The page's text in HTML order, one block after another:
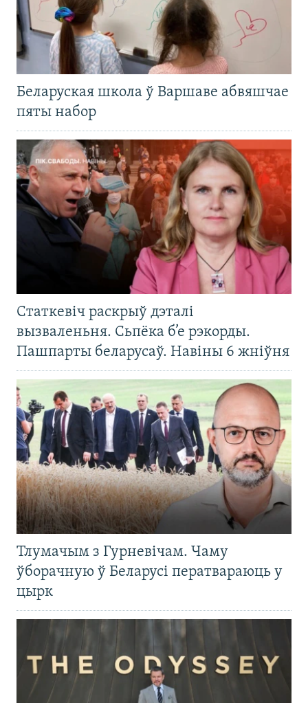
Беларуская школа ў Варшаве абвяшчае
пяты набор
Статкевіч раскрыў дэталі
вызваленьня. Сьпёка б’е рэкорды.
Пашпарты беларусаў. Навіны 6 жніўня
Тлумачым з Гурневічам. Чаму
ўборачную ў Беларусі ператвараюць у
цырк